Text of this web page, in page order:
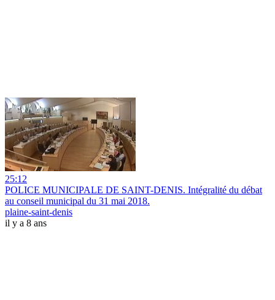
25:12
POLICE MUNICIPALE DE SAINT-DENIS. Intégralité du débat
au conseil municipal du 31 mai 2018.
plaine-saint-denis
il y a 8 ans